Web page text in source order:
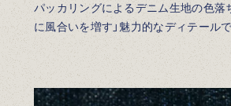
パッカリングによるデニム生地の色落
に風合いを増す」魅力的なディテールで